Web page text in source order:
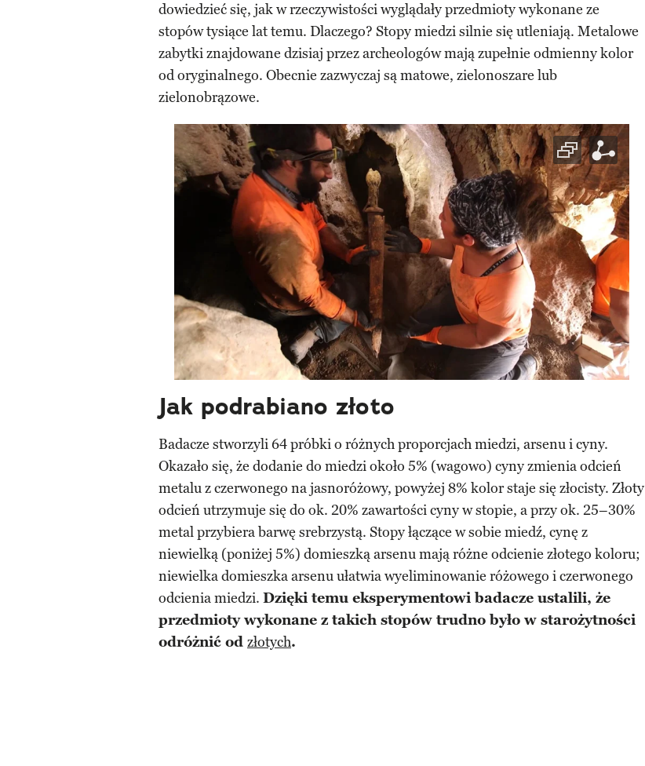
dowiedzieć się, jak w rzeczywistości wyglądały przedmioty wykonane ze
stopów tysiące lat temu. Dlaczego? Stopy miedzi silnie się utleniają. Metalowe
zabytki znajdowane dzisiaj przez archeologów mają zupełnie odmienny kolor
od oryginalnego. Obecnie zazwyczaj są matowe, zielonoszare lub
zielonobrązowe.
Jak podrabiano złoto
Badacze stworzyli 64 próbki o różnych proporcjach miedzi, arsenu i cyny.
Okazało się, że dodanie do miedzi około 5% (wagowo) cyny zmienia odcień
metalu z czerwonego na jasnoróżowy, powyżej 8% kolor staje się złocisty. Złoty
odcień utrzymuje się do ok. 20% zawartości cyny w stopie, a przy ok. 25–30%
metal przybiera barwę srebrzystą. Stopy łączące w sobie miedź, cynę z
niewielką (poniżej 5%) domieszką arsenu mają różne odcienie złotego koloru;
niewielka domieszka arsenu ułatwia wyeliminowanie różowego i czerwonego
odcienia miedzi. Dzięki temu eksperymentowi badacze ustalili, że
przedmioty wykonane z takich stopów trudno było w starożytności
odróżnić od złotych.